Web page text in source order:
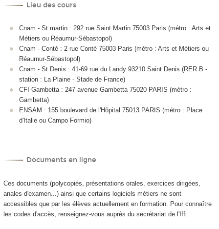
Lieu des cours
Cnam - St martin : 292 rue Saint Martin 75003 Paris (métro : Arts et
Métiers ou Réaumur-Sébastopol)
Cnam - Conté : 2 rue Conté 75003 Paris (métro : Arts et Métiers ou
Réaumur-Sébastopol)
Cnam - St Denis : 41-69 rue du Landy 93210 Saint Denis (RER B -
station : La Plaine - Stade de France)
CFI Gambetta : 247 avenue Gambetta 75020 PARIS (métro :
Gambetta)
ENSAM : 155 boulevard de l'Hôpital 75013 PARIS (métro : Place
d'Italie ou Campo Formio)
Documents en ligne
Ces documents (polycopiés, présentations orales, exercices dirigées,
anales d'examen...) ainsi que certains logiciels métiers ne sont
accessibles que par les élèves actuellement en formation. Pour connaître
les codes d'accès, renseignez-vous auprès du secrétariat de l'Iffi.